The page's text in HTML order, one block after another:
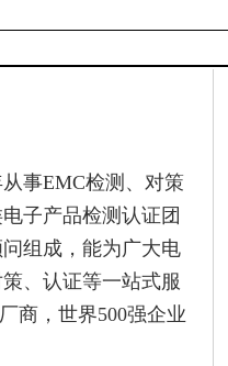
事EMC检测、对策
子产品检测认证团
组成，能为广大电
、认证等一站式服
商，世界500强企业